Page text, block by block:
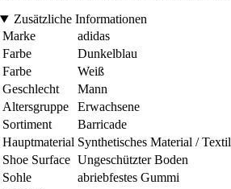
Zusätzliche Informationen
Marke
adidas
Farbe
Dunkelblau
Farbe
Weiß
Geschlecht
Mann
Altersgruppe
Erwachsene
Sortiment
Barricade
Hauptmaterial Synthetisches Material / Textil
Shoe Surface Ungeschützter Boden
Sohle
abriebfestes Gummi